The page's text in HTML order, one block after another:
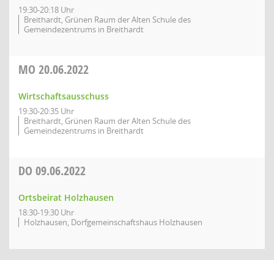
19:30-20:18 Uhr
Breithardt, Grünen Raum der Alten Schule des
Gemeindezentrums in Breithardt
MO 20.06.2022
Wirtschaftsausschuss
19:30-20:35 Uhr
Breithardt, Grünen Raum der Alten Schule des
Gemeindezentrums in Breithardt
DO 09.06.2022
Ortsbeirat Holzhausen
18:30-19:30 Uhr
Holzhausen, Dorfgemeinschaftshaus Holzhausen